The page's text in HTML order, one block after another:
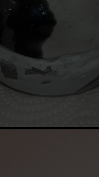
FAUTEUILS & MEUBLES
DE PHOTO
UNE OEUVRE
L’ARTISTE